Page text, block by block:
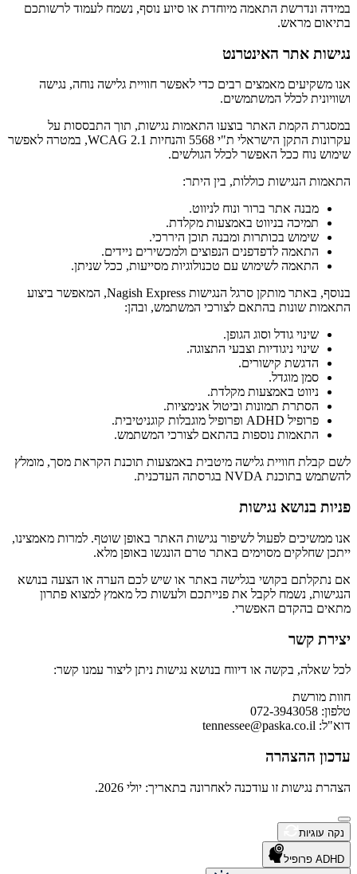
במידה ונדרשת התאמה מיוחדת או סיוע נוסף, נשמח לעמוד לרשותכם
בתיאום מראש.
נגישות אתר האינטרנט
אנו משקיעים מאמצים רבים כדי לאפשר חוויית גלישה נוחה, נגישה
ושוויונית לכלל המשתמשים.
במסגרת הקמת האתר בוצעו התאמות נגישות, תוך התבססות על
עקרונות התקן הישראלי ת"י 5568 והנחיות WCAG 2.1, במטרה לאפשר
שימוש נוח ככל האפשר לכלל הגולשים.
התאמות הנגישות כוללות, בין היתר:
מבנה אתר ברור ונוח לניווט.
תמיכה בניווט באמצעות מקלדת.
שימוש בכותרות ומבנה תוכן היררכי.
התאמה לדפדפנים הנפוצים ולמכשירים ניידים.
התאמה לשימוש עם טכנולוגיות מסייעות, ככל שניתן.
בנוסף, באתר מותקן סרגל הנגישות Nagish Express, המאפשר ביצוע
התאמות שונות בהתאם לצורכי המשתמש, ובהן:
שינוי גודל וסוג הגופן.
שינוי ניגודיות וצבעי התצוגה.
הדגשת קישורים.
סמן מוגדל.
ניווט באמצעות מקלדת.
הסתרת תמונות וביטול אנימציות.
פרופיל ADHD ופרופיל מוגבלות קוגניטיבית.
התאמות נוספות בהתאם לצורכי המשתמש.
לשם קבלת חוויית גלישה מיטבית באמצעות תוכנת הקראת מסך, מומלץ
להשתמש בתוכנת NVDA בגרסתה העדכנית.
פניות בנושא נגישות
אנו ממשיכים לפעול לשיפור נגישות האתר באופן שוטף. למרות מאמצינו,
ייתכן שחלקים מסוימים באתר טרם הונגשו באופן מלא.
אם נתקלתם בקושי בגלישה באתר או שיש לכם הערה או הצעה בנושא
הנגישות, נשמח לקבל את פנייתכם ולעשות כל מאמץ למצוא פתרון
מתאים בהקדם האפשרי.
יצירת קשר
לכל שאלה, בקשה או דיווח בנושא נגישות ניתן ליצור עמנו קשר:
חוות מורשת
טלפון: 072-3943058
דוא"ל: tennessee@paska.co.il
עדכון ההצהרה
הצהרת נגישות זו עודכנה לאחרונה בתאריך: יולי 2026.
נקה עוגיות
ADHD פרופיל